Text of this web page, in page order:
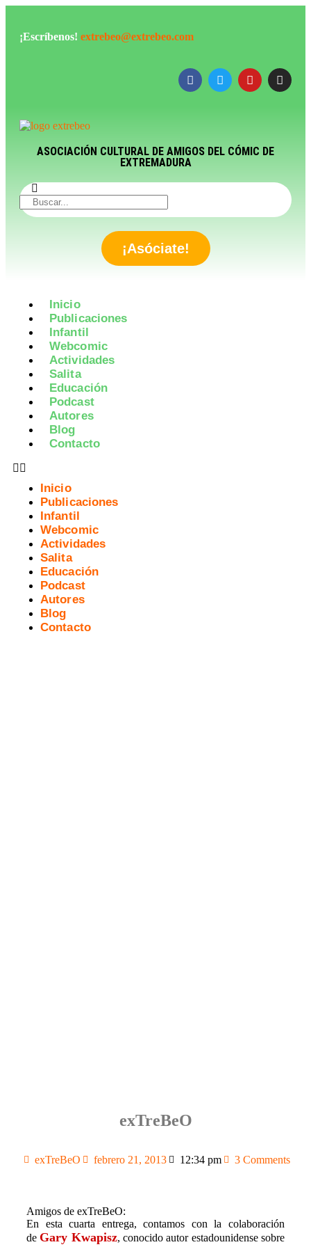
¡Escríbenos! extrebeo@extrebeo.com
ASOCIACIÓN CULTURAL DE AMIGOS DEL CÓMIC DE
EXTREMADURA
¡Asóciate!
Inicio
Publicaciones
Infantil
Webcomic
Actividades
Salita
Educación
Podcast
Autores
Blog
Contacto
Inicio
Publicaciones
Infantil
Webcomic
Actividades
Salita
Educación
Podcast
Autores
Blog
Contacto
exTreBeO
exTreBeO febrero 21, 2013 12:34 pm 3 Comments
Amigos de exTreBeO:
En esta cuarta entrega, contamos con la colaboración
de Gary Kwapisz, conocido autor estadounidense sobre